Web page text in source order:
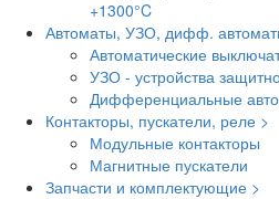
+1300°C
Автоматы, УЗО, дифф.
Автоматические
УЗО - устройства
Дифференциальные
Контакторы, пускатели, реле >
Модульные контакторы
Магнитные пускатели
Запчасти и комплектующие >